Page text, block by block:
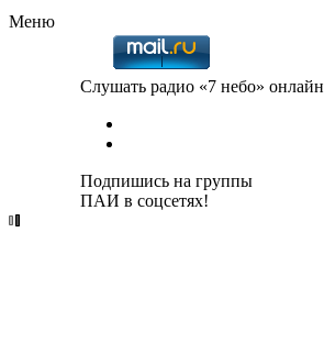
Меню
Слушать радио «7 небо» онлайн
Подпишись на группы
ПАИ в соцсетях!